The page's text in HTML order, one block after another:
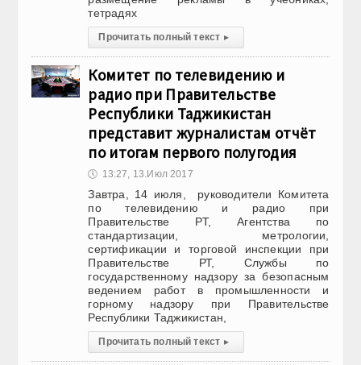
тетрадях
Прочитать полный текст ▸
Комитет по телевидению и
радио при Правительстве
Республики Таджикистан
представит журналистам отчёт
по итогам первого полугодия
🕔 13:27, 13.Июл 2017
Завтра, 14 июля, руководители Комитета
по телевидению и радио при
Правительстве РТ, Агентства по
стандартизации, метрологии,
сертификации и торговой инспекции при
Правительстве РТ, Службы по
государственному надзору за безопасным
ведением работ в промышленности и
горному надзору при Правительстве
Республики Таджикистан,
Прочитать полный текст ▸